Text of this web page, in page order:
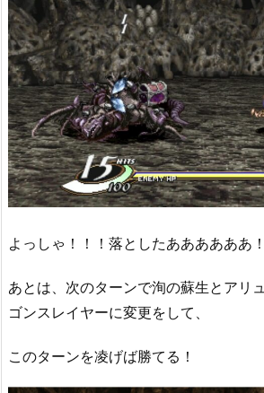
よっしゃ！！！落としたああああああ！
あとは、次のターンで洵の蘇生とアリ
ゴンスレイヤーに変更をして、
このターンを凌げば勝てる！